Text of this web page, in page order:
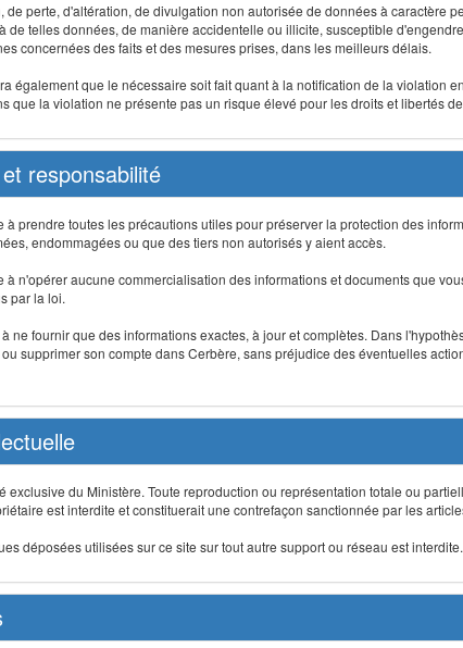
de perte, d'altération, de divulgation non autorisée de données à caractère
de telles données, de manière accidentelle ou illicite, susceptible
concernées des faits et des mesures prises, dans les meilleurs délais.
également que le nécessaire soit fait quant à la notification de la violation
que la violation ne présente pas un risque élevé pour les droits et libertés
responsabilité
à prendre toutes les précautions utiles pour préserver la protection des
endommagées ou que des tiers non autorisés y aient accès.
à n'opérer aucune commercialisation des informations et documents que
par la loi.
à ne fournir que des informations exactes, à jour et complètes. Dans
supprimer son compte dans Cerbère, sans préjudice des éventuelles
exclusive du Ministère. Toute reproduction ou représentation totale ou
est interdite et constituerait une contrefaçon sanctionnée par les
déposées utilisées sur ce site sur tout autre support ou réseau est interdite.